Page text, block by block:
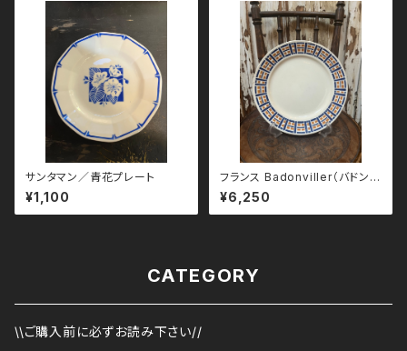
サンタマン／青花プレート
¥1,100
フランス Badonviller（バドンヴ
ィレー）ROBINSON（ロビンソ
ン）プレート 23cm
¥6,250
CATEGORY
\\ご購入前に必ずお読み下さい//